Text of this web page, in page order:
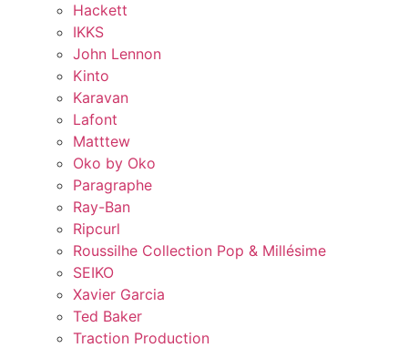
Hackett
IKKS
John Lennon
Kinto
Karavan
Lafont
Matttew
Oko by Oko
Paragraphe
Ray-Ban
Ripcurl
Roussilhe Collection Pop & Millésime
SEIKO
Xavier Garcia
Ted Baker
Traction Production